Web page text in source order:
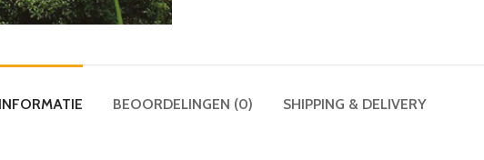
BEOORDELINGEN (0) SHIPPING & DELIVERY